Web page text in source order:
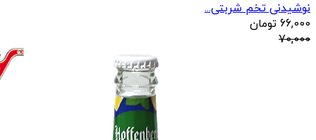
نوشیدنی تخم شربتی...
66,000 تومان
70,000